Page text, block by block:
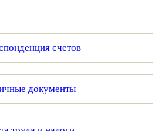
счетов
документы